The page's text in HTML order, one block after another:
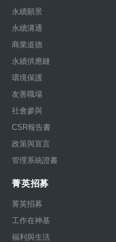
永續願景
永續溝通
商業道德
永續供應鏈
環境保護
友善職場
社會參與
CSR報告書
政策與宣言
管理系統證書
菁英招募
菁英招募
工作在神基
福利與生活